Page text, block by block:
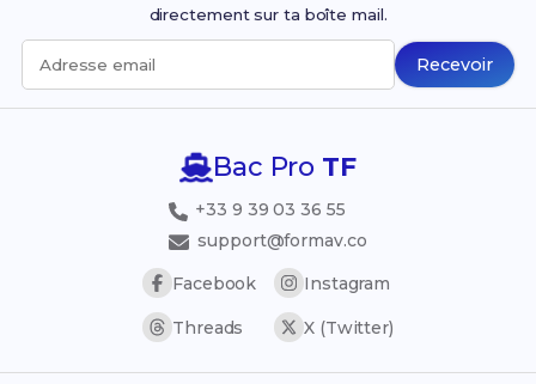
directement sur ta boîte mail.
Adresse email Recevoir
Bac Pro TF
+33 9 39 03 36 55
support@formav.co
Facebook
Instagram
Threads X (Twitter)